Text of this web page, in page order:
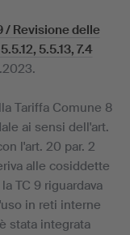
/ Revisione delle
5.5.13, 7.4
Tariffa Comune 8
ai sensi dell'art.
l'art. 20 par. 2
alle cosiddette
TC 9 riguardava
in reti interne
stata integrata